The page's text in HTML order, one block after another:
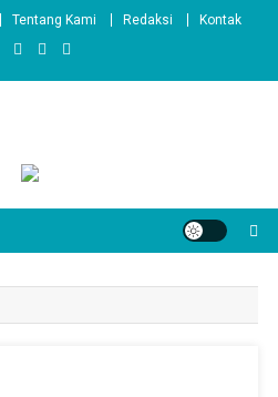
Tentang Kami Redaksi Kontak